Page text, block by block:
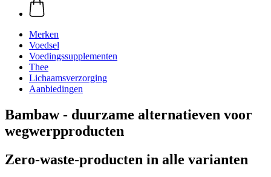
Merken
Voedsel
Voedingssupplementen
Thee
Lichaamsverzorging
Aanbiedingen
Bambaw - duurzame alternatieven voor
wegwerpproducten
Zero-waste-producten in alle varianten